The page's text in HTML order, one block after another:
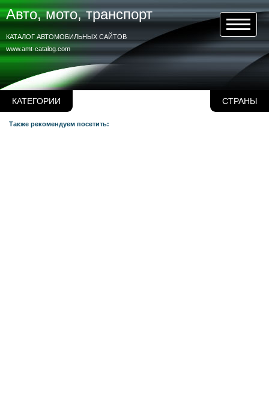
КАТЕГОРИИ СТРАНЫ
Авто, мото, транспорт
www.amt-catalog.com
КАТАЛОГ АВТОМОБИЛЬНЫХ САЙТОВ
Также рекомендуем посетить: